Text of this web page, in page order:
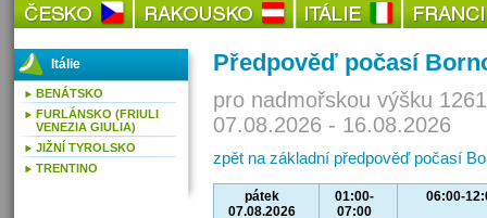
Předpověď počasí
pro nadmořskou výšku
07.08.2026 - 16.08.2026
zpět na základní předpověď počasí
pátek
07.08.2026
01:00-
07:00
06:00-
Itálie
BENÁTSKO
FURLÁNSKO (FRIULI
VENEZIA GIULIA)
JIŽNÍ TYROLSKO
TRENTINO